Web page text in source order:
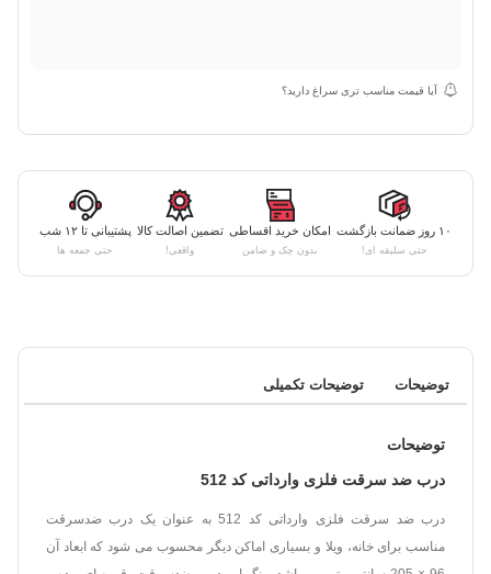
آیا قیمت مناسب تری سراغ دارید؟
۱۰ روز ضمانت بازگشت
حتی سلیقه ای!
امکان خرید اقساطی
بدون چک و ضامن
تضمین اصالت کالا
واقعی!
پشتیبانی تا ۱۲ شب
حتی جمعه ها
توضیحات توضیحات تکمیلی
توضیحات
درب ضد سرقت فلزی وارداتی کد 512
درب ضد سرقت فلزی وارداتی کد 512 به عنوان یک درب ضدسرقت
مناسب برای خانه، ویلا و بسیاری اماکن دیگر محسوب می شود که ابعاد آن